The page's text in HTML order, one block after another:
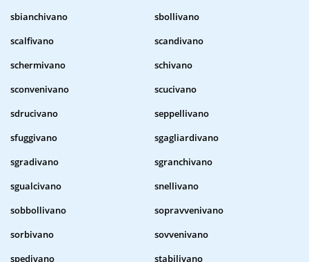
sbianchivano
sbollivano
scalfivano
scandivano
schermivano
schivano
sconvenivano
scucivano
sdrucivano
seppellivano
sfuggivano
sgagliardivano
sgradivano
sgranchivano
sgualcivano
snellivano
sobbollivano
sopravvenivano
sorbivano
sovvenivano
spedivano
stabilivano